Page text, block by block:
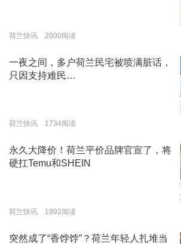
荷兰快讯 2000阅读
一夜之间，多户荷兰民宅被喷满脏话，
只因支持难民…
荷兰快讯 1734阅读
永久大降价！荷兰平价品牌官宣了，将
硬扛Temu和SHEIN
荷兰快讯 1992阅读
突然成了“香饽饽”？荷兰年轻人扎堆当